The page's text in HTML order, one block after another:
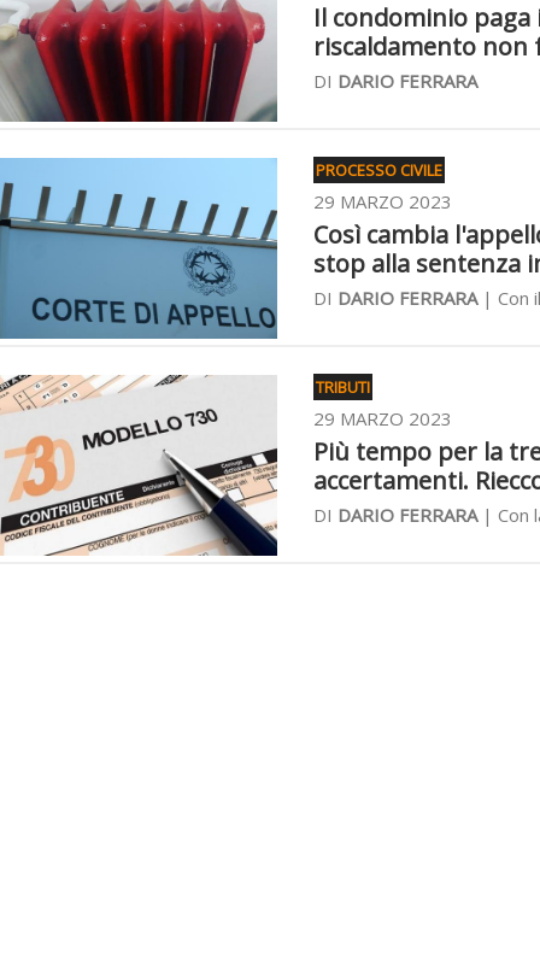
Il condominio
riscaldamento non
DI DARIO FERRARA
PROCESSO CIVILE
29 MARZO 2023
Così cambia
stop alla sentenza
DI DARIO FERRARA| Con
TRIBUTI
29 MARZO 2023
Più tempo per la
accertamenti.
DI DARIO FERRARA| Con